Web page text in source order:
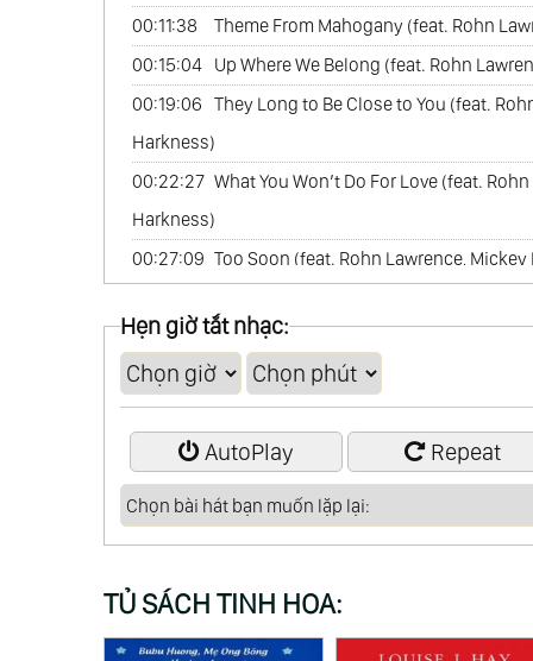
00:11:38
Theme From Mahogany (feat. Rohn
00:15:04 Up Where We Belong (feat. Rohn
00:19:06 They Long to Be Close to You (feat.
Harkness)
00:22:27 What You Won’t Do For Love (feat.
Harkness)
00:27:09 Too Soon (feat. Rohn Lawrence,
00:35:43 End Of The Road (feat. Rohn Lawrence,
Hẹn giờ tắt nhạc:
AutoPlay Repeat
TỦ SÁCH TINH HOA: